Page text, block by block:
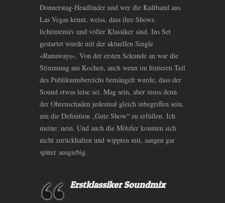
Donnerstag-Headlinder und wer die Kultband aus
Las Vegas kennt, weiss, dass ihre Shows
lichtintensiv und voller Klassiker sind. Ins Set
gestartet wurde mit der aktuellen Single
«Runaways». Von der ersten Sekunde an war die
Stimmung am Kochen, auch wenn im hinteren Teil
des Publikumsbereichs bemängelt wurde, dass der
Sound etwas leise sei. Mag sein, aber muss denn
der Ohrenschaden jedesmal gleich inbegriffen sein,
um die Definition „Gute Show“ zu erfüllen. Ich
meine: nein. Und auch die Mötzler konnten sich
nicht zurückhalten und wippten mit, sangen gar
später ausgiebig.
Erstklassiker Soundmix